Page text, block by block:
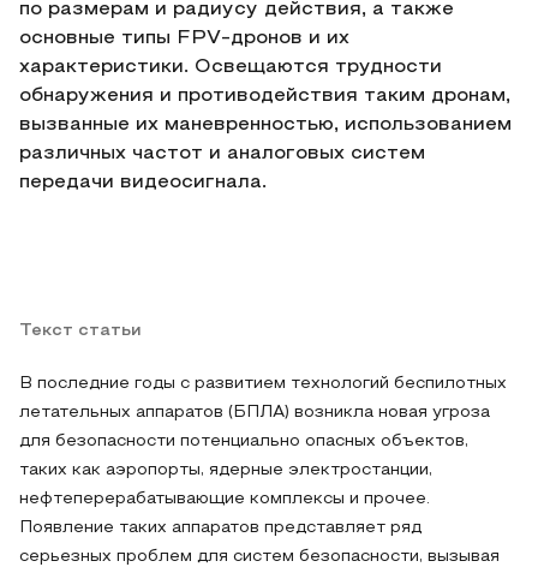
по размерам и радиусу действия, а также
основные типы FPV-дронов и их
характеристики. Освещаются трудности
обнаружения и противодействия таким дронам,
вызванные их маневренностью, использованием
различных частот и аналоговых систем
передачи видеосигнала.
Текст статьи
В последние годы с развитием технологий беспилотных
летательных аппаратов (БПЛА) возникла новая угроза
для безопасности потенциально опасных объектов,
таких как аэропорты, ядерные электростанции,
нефтеперерабатывающие комплексы и прочее.
Появление таких аппаратов представляет ряд
серьезных проблем для систем безопасности, вызывая